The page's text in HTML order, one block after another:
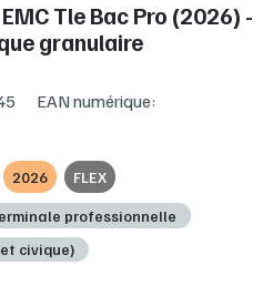
Tle Bac Pro (2026) -
granulaire
EAN numérique:
2026 FLEX
professionnelle
civique)